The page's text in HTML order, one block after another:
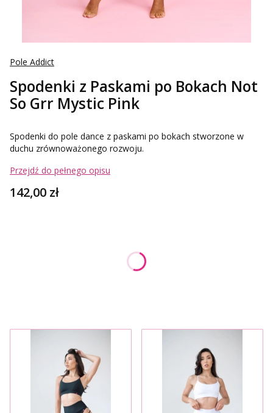
Pole Addict
Spodenki z Paskami po Bokach Not
So Grr Mystic Pink
Spodenki do pole dance z paskami po bokach stworzone w
duchu zrównoważonego rozwoju.
Przejdź do pełnego opisu
Cena
142,00 zł